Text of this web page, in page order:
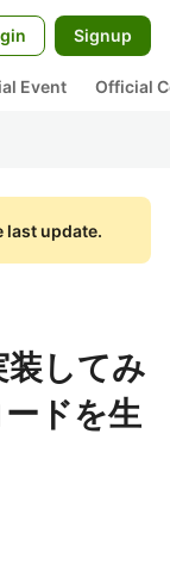
Signup
Event Official
last update.
してみ
ドを生